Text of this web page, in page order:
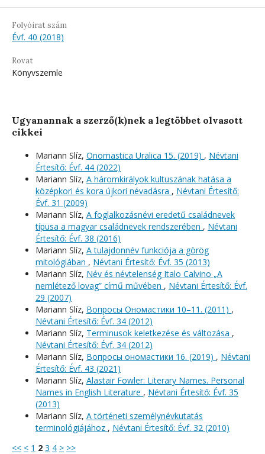
Folyóirat szám
Évf. 40 (2018)
Rovat
Könyvszemle
Ugyanannak a szerző(k)nek a legtöbbet olvasott
cikkei
Mariann Slíz, Onomastica Uralica 15. (2019) , Névtani
Értesítő: Évf. 44 (2022)
Mariann Slíz, A háromkirályok kultuszának hatása a
középkori és kora újkori névadásra , Névtani Értesítő:
Évf. 31 (2009)
Mariann Slíz, A foglalkozásnévi eredetű családnevek
típusa a magyar családnevek rendszerében , Névtani
Értesítő: Évf. 38 (2016)
Mariann Slíz, A tulajdonnév funkciója a görög
mitológiában , Névtani Értesítő: Évf. 35 (2013)
Mariann Slíz, Név és névtelenség Italo Calvino „A
nemlétező lovag” című művében , Névtani Értesítő: Évf.
29 (2007)
Mariann Slíz, Вопросы Ономастики 10–11. (2011) ,
Névtani Értesítő: Évf. 34 (2012)
Mariann Slíz, Terminusok keletkezése és változása ,
Névtani Értesítő: Évf. 34 (2012)
Mariann Slíz, Вопросы oномастики 16. (2019) , Névtani
Értesítő: Évf. 43 (2021)
Mariann Slíz, Alastair Fowler: Literary Names. Personal
Names in English Literature , Névtani Értesítő: Évf. 35
(2013)
Mariann Slíz, A történeti személynévkutatás
terminológiájához , Névtani Értesítő: Évf. 32 (2010)
<< < 1 2 3 4 > >>